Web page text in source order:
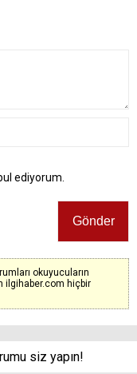
ediyorum.
okuyucuların
ilgihaber.com hiçbir
siz yapın!